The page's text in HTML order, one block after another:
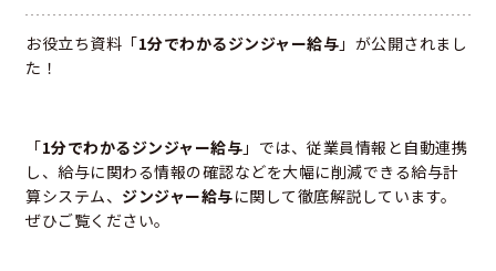
お役立ち資料「1分でわかるジンジャー給与 」が公開されまし
た！
「1分でわかるジンジャー給与 」では、従業員情報と自動連携
し、給与に関わる情報の確認などを大幅に削減できる給与計
算システム、 ジンジャー給与に関して徹底解説しています。
ぜひご覧ください。